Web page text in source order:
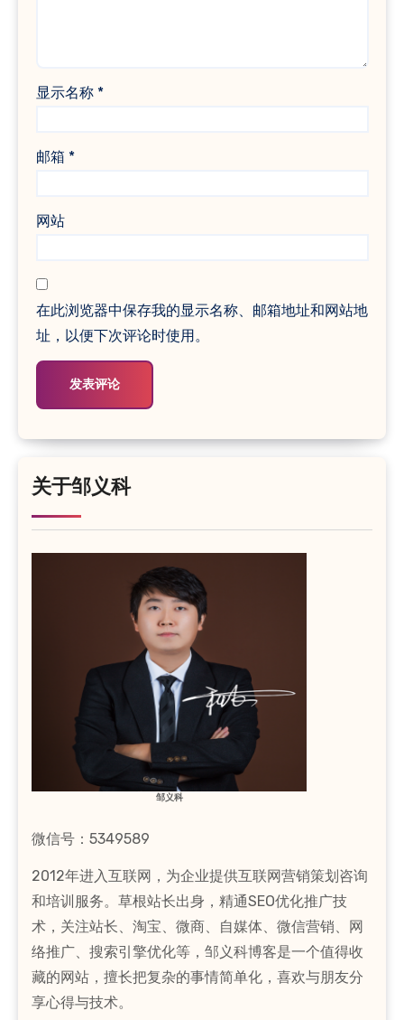
显示名称 *
邮箱 *
网站
在此浏览器中保存我的显示名称、邮箱地址和网站地
址，以便下次评论时使用。
关于邹义科
邹义科
微信号：5349589
2012年进入互联网，为企业提供互联网营销策划咨询
和培训服务。草根站长出身，精通SEO优化推广技
术，关注站长、淘宝、微商、自媒体、微信营销、网
络推广、搜索引擎优化等，邹义科博客是一个值得收
藏的网站，擅长把复杂的事情简单化，喜欢与朋友分
享心得与技术。